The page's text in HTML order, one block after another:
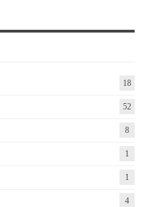
18
52
8
1
1
4